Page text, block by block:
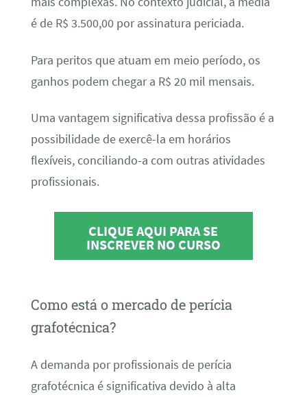
é de R$ 3.500,00 por assinatura periciada.
Para peritos que atuam em meio período, os
ganhos podem chegar a R$ 20 mil mensais.
Uma vantagem significativa dessa profissão é a
possibilidade de exercê-la em horários
flexíveis, conciliando-a com outras atividades
profissionais.
CLIQUE AQUI PARA SE
INSCREVER NO CURSO
Como está o mercado de perícia
grafotécnica?
A demanda por profissionais de perícia
grafotécnica é significativa devido à alta